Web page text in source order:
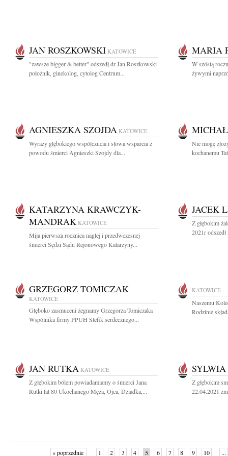
JAN ROSZKOWSKI KATOWICE
"zawsze bigger & better" odszedł dr Jan Roszkowski
położnik, ginekolog, cytolog Centrum...
MARIA
W szóstą
żywymi
AGNIESZKA SZOJDA KATOWICE
Wyrazy głębokiego współczucia i słowa wsparcia z
powodu śmierci Agnieszki Szojdy dla...
Nie mogę
kochanemu
KATARZYNA KRAWCZYK-
MANDRAK KATOWICE
Mija pierwsza rocznica nagłej i przedwczesnej
śmierci Sędzi Sądu Rejonowego Katarzyny...
JACEK
Z głębokim
2021r
GRZEGORZ TOMICZAK
KATOWICE
Głęboko zasmuceni żegnamy Grzegorza Tomiczaka
Wspólnika firmy PPUH Stefik serdecznego...
KATOWICE
Naszemu
Rodzinie
JAN RUTKA KATOWICE
Z głębokim bólem powiadamiamy o śmierci Jana
Rutki lat 80 Ukochanego Męża, Ojca, Dziadka,...
Z głębokim
22.04.2021
« poprzednie 1 2 3 4 5 6 7 8 9 10 ...